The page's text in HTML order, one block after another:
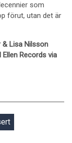
som
förut, utan det är
& Lisa Nilsson
Records via